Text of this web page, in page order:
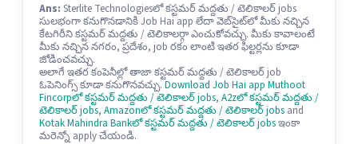
Ans: Sterlite Technologiesలో కస్టమర్ మద్దతు / టెలికాలర్ jobs
సులభంగా కనుగొనడానికి Job Hai app లేదా వెబ్‌సైట్‌లో మీకు నచ్చిన
కేటగిరీని కస్టమర్ మద్దతు / టెలికాలర్గా ఎంచుకోవచ్చు. మీకు కావాలంటే
మీకు నచ్చిన నగరం, ప్రదేశం, job రకం లాంటి ఇతర ఫిల్టర్లను కూడా
జోడించవచ్చు.
అలాగే ఇతర కంపెనీల్లో తాజా కస్టమర్ మద్దతు / టెలికాలర్ job
ఓపెనింగ్స్ కూడా కనుగొనవచ్చు. Download Job Hai app Muthoot
Fincorpలో కస్టమర్ మద్దతు / టెలికాలర్ jobs, A2zలో కస్టమర్ మద్దతు /
టెలికాలర్ jobs, Amazonలో కస్టమర్ మద్దతు / టెలికాలర్ jobs and
Kotak Mahindra Bankలో కస్టమర్ మద్దతు / టెలికాలర్ jobsఇంకా
మరెన్నో apply చేయండి.